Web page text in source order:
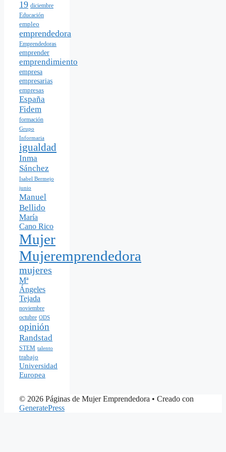
19 diciembre
Educación
empleo
emprendedora
Emprendedoras
emprender
emprendimiento
empresa
empresarias
empresas
España
Fidem
formación
Grupo
Informaria
igualdad
Inma
Sánchez
Isabel Bermejo
junio
Manuel
Bellido
María
Cano Rico
Mujer
Mujeremprendedora
mujeres
Mª
Ángeles
Tejada
noviembre
octubre ODS
opinión
Randstad
STEM talento
trabajo
Universidad
Europea
© 2026 Páginas de Mujer Emprendedora • Creado con
GeneratePress